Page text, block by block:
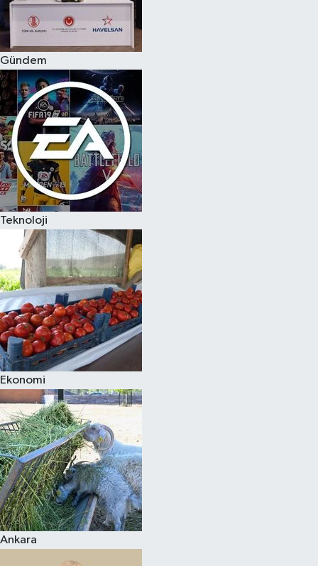
Gündem
Teknoloji
Ekonomi
Ankara
Spor
Burç Yorumları
Çocuk
Eğitim
Hava Durumu
Kadın
Kim kimdir?
Kültür Sanat
Sağlık
Siyaset
Teknoloji
Televizyon
Yaşam-Çevre